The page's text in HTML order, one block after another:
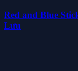
Red and Blue
Lưu